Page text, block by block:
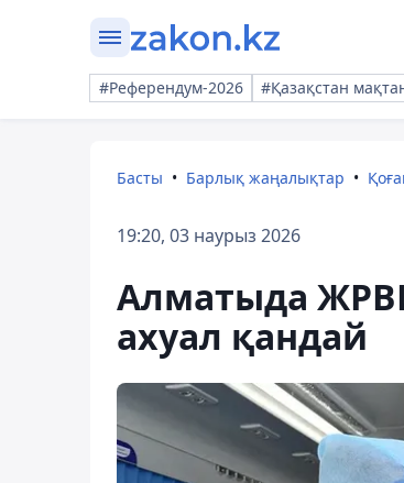
#Референдум-2026 #Қазақстан
Басты Барлық жаңалықтар
19:20, 03 наурыз 2026
Алматыда
ахуал қандай